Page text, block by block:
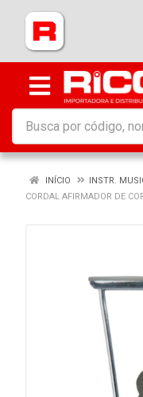
INÍCIO INSTR.
CORDAL AFIRMADOR DE